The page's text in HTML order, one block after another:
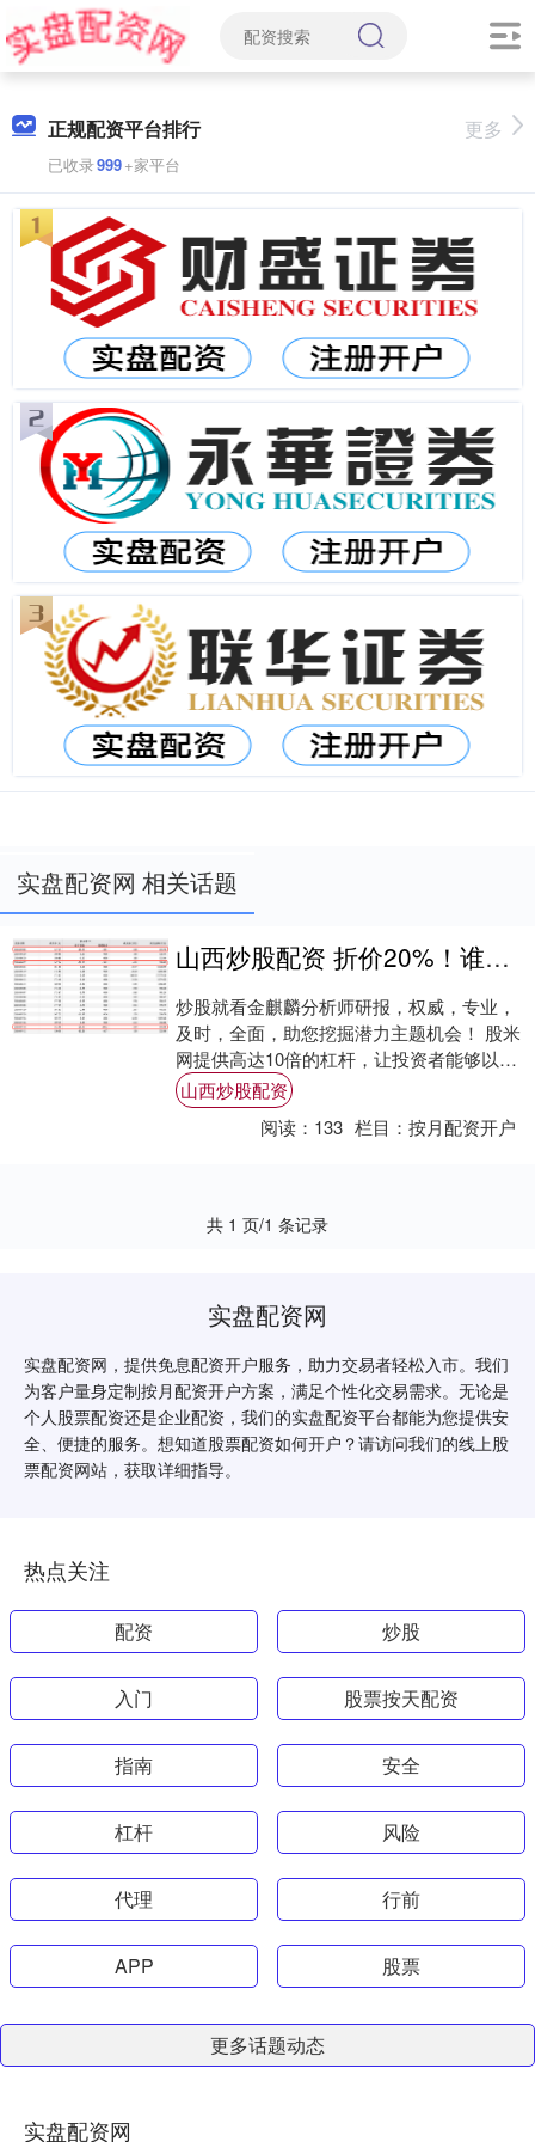
正规配资平台排行
已收录999+家平台
更多
实盘配资网 相关话题
山西炒股配资 折价20%！谁在低价卖“宁王”？
炒股就看金麒麟分析师研报，权威，专业，
及时，全面，助您挖掘潜力主题机会！ 股米
网提供高达10倍的杠杆，让投资者能够以较
小的资金撬动更大的投资额。通过杠杆效
应，投....
山西炒股配资
阅读： 133 栏目：按月配资开户
共 1 页/1 条记录
实盘配资网
实盘配资网，提供免息配资开户服务，助力交易者轻松入市。我们
为客户量身定制按月配资开户方案，满足个性化交易需求。无论是
个人股票配资还是企业配资，我们的实盘配资平台都能为您提供安
全、便捷的服务。想知道股票配资如何开户？请访问我们的线上股
票配资网站，获取详细指导。
热点关注
配资 炒股
入门 股票按天配资
指南 安全
杠杆 风险
代理 行前
APP 股票
更多话题动态
实盘配资网